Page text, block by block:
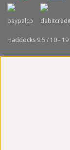
Haddocks 9.5 / 10- 19